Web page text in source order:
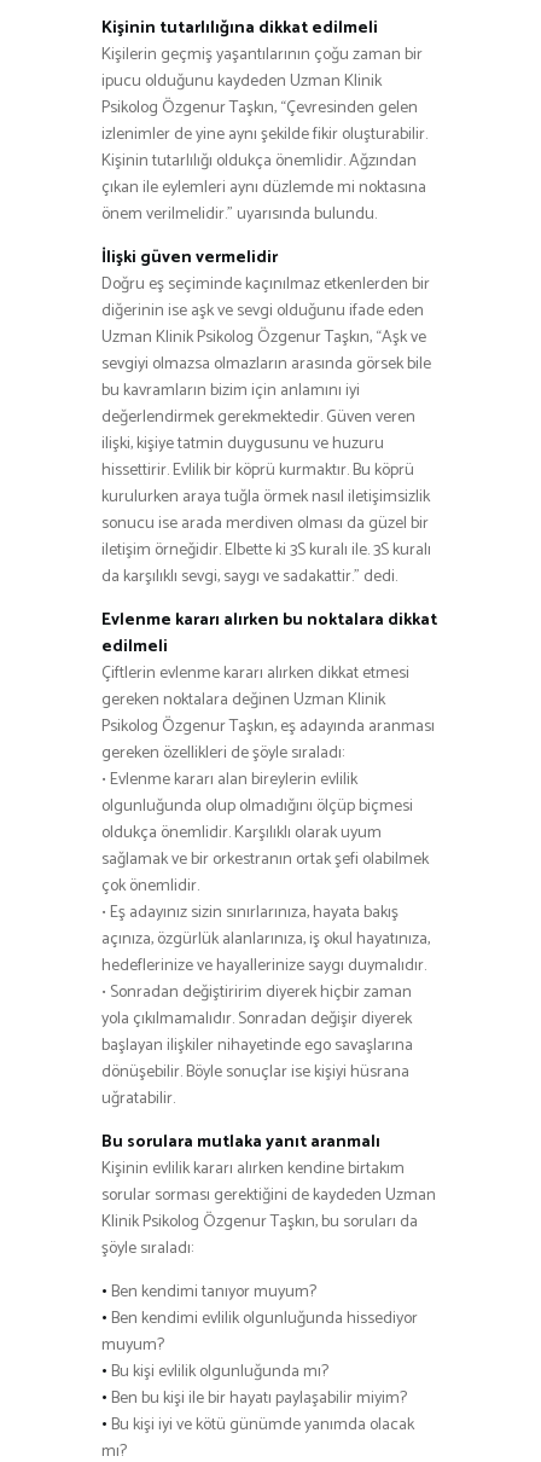
Kişinin tutarlılığına dikkat edilmeli
Kişilerin geçmiş yaşantılarının çoğu zaman bir
ipucu olduğunu kaydeden Uzman Klinik
Psikolog Özgenur Taşkın, “Çevresinden gelen
izlenimler de yine aynı şekilde fikir oluşturabilir.
Kişinin tutarlılığı oldukça önemlidir. Ağzından
çıkan ile eylemleri aynı düzlemde mi noktasına
önem verilmelidir.” uyarısında bulundu.
İlişki güven vermelidir
Doğru eş seçiminde kaçınılmaz etkenlerden bir
diğerinin ise aşk ve sevgi olduğunu ifade eden
Uzman Klinik Psikolog Özgenur Taşkın, “Aşk ve
sevgiyi olmazsa olmazların arasında görsek bile
bu kavramların bizim için anlamını iyi
değerlendirmek gerekmektedir. Güven veren
ilişki, kişiye tatmin duygusunu ve huzuru
hissettirir. Evlilik bir köprü kurmaktır. Bu köprü
kurulurken araya tuğla örmek nasıl iletişimsizlik
sonucu ise arada merdiven olması da güzel bir
iletişim örneğidir. Elbette ki 3S kuralı ile. 3S kuralı
da karşılıklı sevgi, saygı ve sadakattir.” dedi.
Evlenme kararı alırken bu noktalara dikkat
edilmeli
Çiftlerin evlenme kararı alırken dikkat etmesi
gereken noktalara değinen Uzman Klinik
Psikolog Özgenur Taşkın, eş adayında aranması
gereken özellikleri de şöyle sıraladı:
• Evlenme kararı alan bireylerin evlilik
olgunluğunda olup olmadığını ölçüp biçmesi
oldukça önemlidir. Karşılıklı olarak uyum
sağlamak ve bir orkestranın ortak şefi olabilmek
çok önemlidir.
• Eş adayınız sizin sınırlarınıza, hayata bakış
açınıza, özgürlük alanlarınıza, iş okul hayatınıza,
hedeflerinize ve hayallerinize saygı duymalıdır.
• Sonradan değiştiririm diyerek hiçbir zaman
yola çıkılmamalıdır. Sonradan değişir diyerek
başlayan ilişkiler nihayetinde ego savaşlarına
dönüşebilir. Böyle sonuçlar ise kişiyi hüsrana
uğratabilir.
Bu sorulara mutlaka yanıt aranmalı
Kişinin evlilik kararı alırken kendine birtakım
sorular sorması gerektiğini de kaydeden Uzman
Klinik Psikolog Özgenur Taşkın, bu soruları da
şöyle sıraladı:
• Ben kendimi tanıyor muyum?
• Ben kendimi evlilik olgunluğunda hissediyor
muyum?
• Bu kişi evlilik olgunluğunda mı?
• Ben bu kişi ile bir hayatı paylaşabilir miyim?
• Bu kişi iyi ve kötü günümde yanımda olacak
mı?